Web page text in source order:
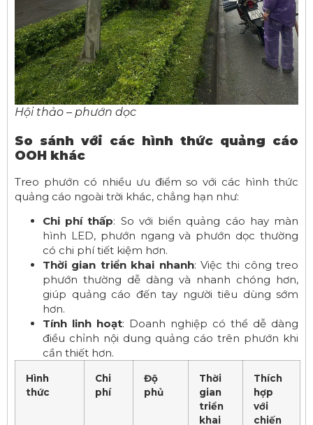
Hội thảo – phướn dọc
So sánh với các hình thức quảng cáo
OOH khác
Treo phướn có nhiều ưu điểm so với các hình thức
quảng cáo ngoài trời khác, chẳng hạn như:
Chi phí thấp: So với biển quảng cáo hay màn
hình LED, phướn ngang và phướn dọc thường
có chi phí tiết kiệm hơn.
Thời gian triển khai nhanh: Việc thi công treo
phướn thường dễ dàng và nhanh chóng hơn,
giúp quảng cáo đến tay người tiêu dùng sớm
hơn.
Tính linh hoạt: Doanh nghiệp có thể dễ dàng
điều chỉnh nội dung quảng cáo trên phướn khi
cần thiết hơn.
Hình
thức
Chi
phí
Độ
phủ
Thời
gian
triển
khai
Thích
hợp
với
chiến